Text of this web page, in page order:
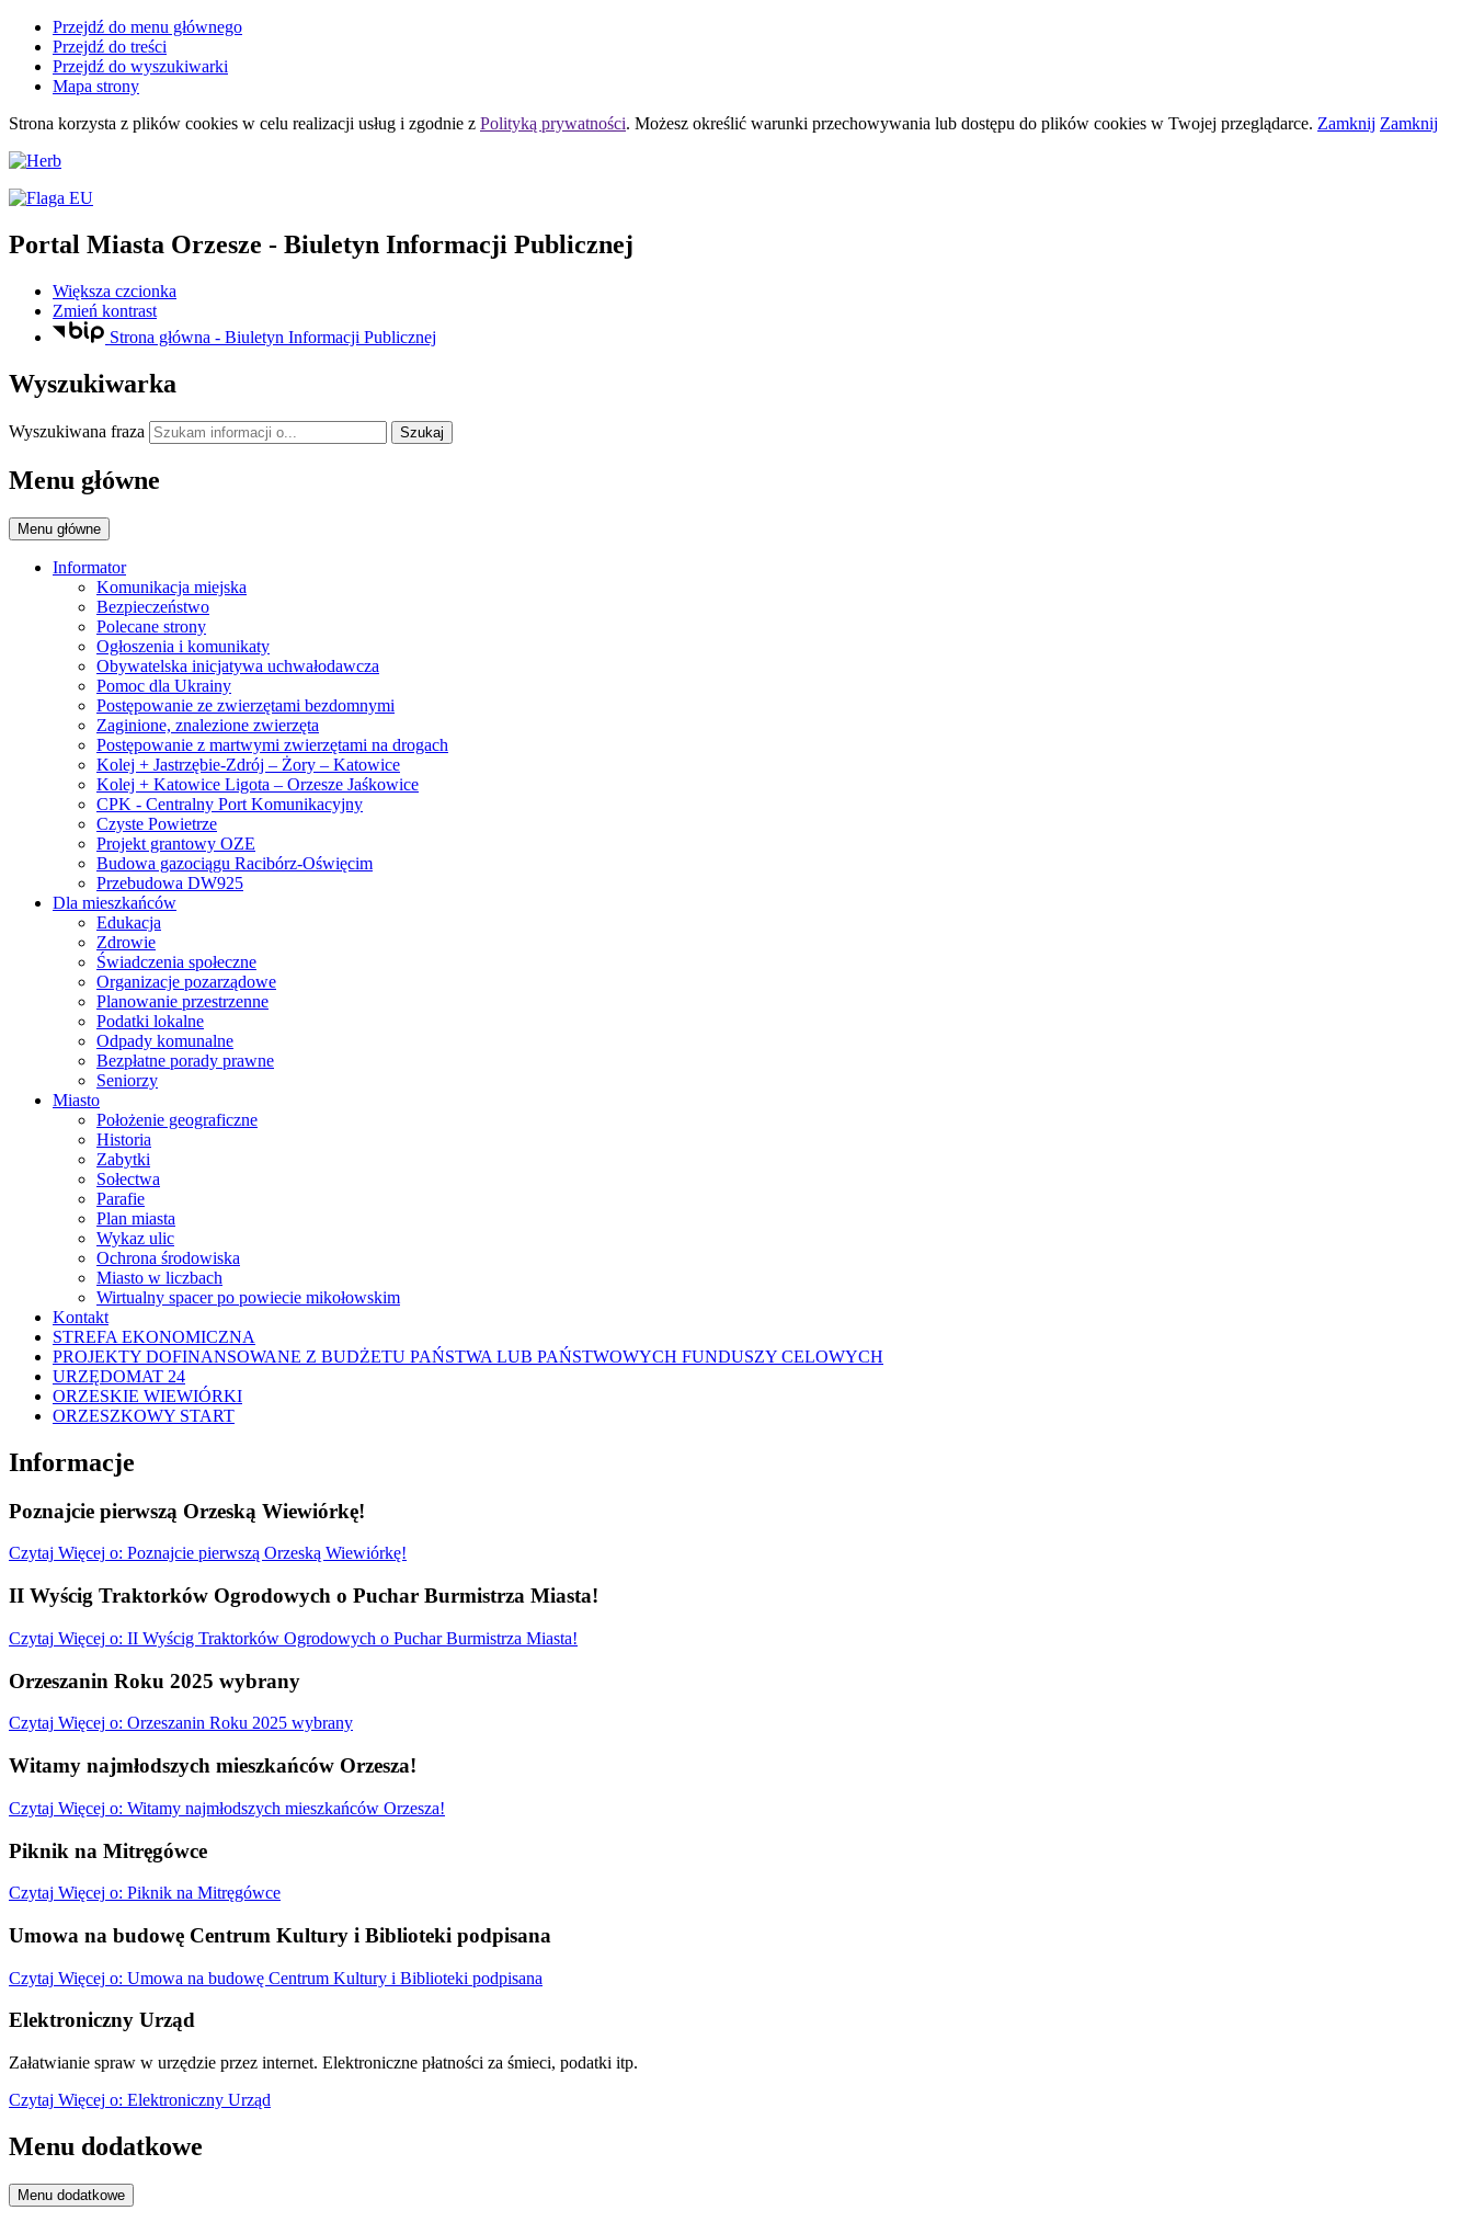
Przejdź do menu głównego
Przejdź do treści
Przejdź do wyszukiwarki
Mapa strony
Strona korzysta z plików cookies w celu realizacji usług i zgodnie z Polityką prywatności. Możesz określić warunki przechowywania lub dostępu do plików cookies w Twojej przeglądarce. Zamknij Zamknij
Portal Miasta Orzesze - Biuletyn Informacji Publicznej
Większa czcionka
Zmień kontrast
Strona główna - Biuletyn Informacji Publicznej
Wyszukiwarka
Wyszukiwana fraza Szukaj
Menu główne
Menu główne
Informator
Komunikacja miejska
Bezpieczeństwo
Polecane strony
Ogłoszenia i komunikaty
Obywatelska inicjatywa uchwałodawcza
Pomoc dla Ukrainy
Postępowanie ze zwierzętami bezdomnymi
Zaginione, znalezione zwierzęta
Postępowanie z martwymi zwierzętami na drogach
Kolej + Jastrzębie-Zdrój – Żory – Katowice
Kolej + Katowice Ligota – Orzesze Jaśkowice
CPK - Centralny Port Komunikacyjny
Czyste Powietrze
Projekt grantowy OZE
Budowa gazociągu Racibórz-Oświęcim
Przebudowa DW925
Dla mieszkańców
Edukacja
Zdrowie
Świadczenia społeczne
Organizacje pozarządowe
Planowanie przestrzenne
Podatki lokalne
Odpady komunalne
Bezpłatne porady prawne
Seniorzy
Miasto
Położenie geograficzne
Historia
Zabytki
Sołectwa
Parafie
Plan miasta
Wykaz ulic
Ochrona środowiska
Miasto w liczbach
Wirtualny spacer po powiecie mikołowskim
Kontakt
STREFA EKONOMICZNA
PROJEKTY DOFINANSOWANE Z BUDŻETU PAŃSTWA LUB PAŃSTWOWYCH FUNDUSZY CELOWYCH
URZĘDOMAT 24
ORZESKIE WIEWIÓRKI
ORZESZKOWY START
Informacje
Poznajcie pierwszą Orzeską Wiewiórkę!
Czytaj Więcej o: Poznajcie pierwszą Orzeską Wiewiórkę!
II Wyścig Traktorków Ogrodowych o Puchar Burmistrza Miasta!
Czytaj Więcej o: II Wyścig Traktorków Ogrodowych o Puchar Burmistrza Miasta!
Orzeszanin Roku 2025 wybrany
Czytaj Więcej o: Orzeszanin Roku 2025 wybrany
Witamy najmłodszych mieszkańców Orzesza!
Czytaj Więcej o: Witamy najmłodszych mieszkańców Orzesza!
Piknik na Mitręgówce
Czytaj Więcej o: Piknik na Mitręgówce
Umowa na budowę Centrum Kultury i Biblioteki podpisana
Czytaj Więcej o: Umowa na budowę Centrum Kultury i Biblioteki podpisana
Elektroniczny Urząd
Załatwianie spraw w urzędzie przez internet. Elektroniczne płatności za śmieci, podatki itp.
Czytaj Więcej o: Elektroniczny Urząd
Menu dodatkowe
Menu dodatkowe